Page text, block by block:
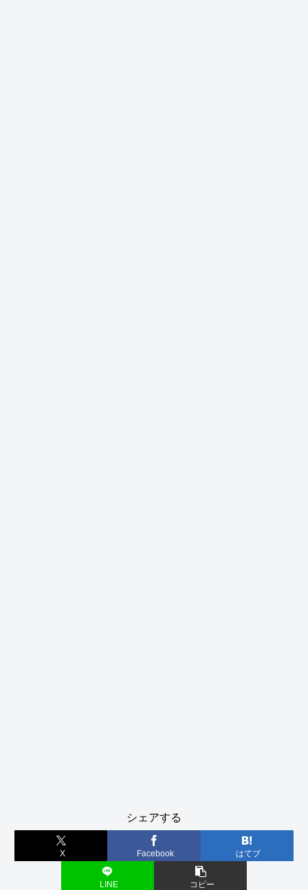
シェアする
X Facebook はてブ
LINE コピー